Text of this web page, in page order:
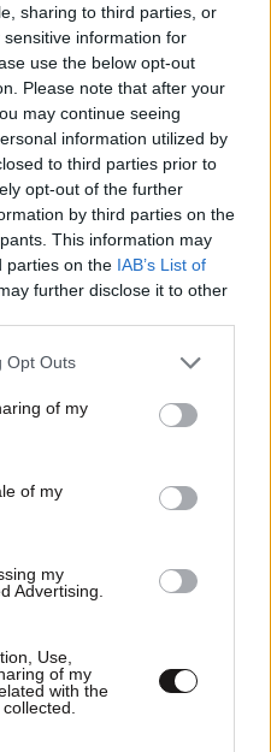
sharing to third parties, or
information for
use the below opt-out
Please note that after your
may continue seeing
information utilized by
to third parties prior to
opt-out of the further
by third parties on the
This information may
parties on the IAB’s List of
further disclose it to other
uses one or more Google
behaviour. You may click to
and its third-party tags to
purposes in below Google
Opt Outs
of my
of my
my
Advertising.
Use,
of my
with the
να πίνετε πριν τον
σακχάρου στο αίμα
και σύζυγος των
Σέρρες: «Έχασα και